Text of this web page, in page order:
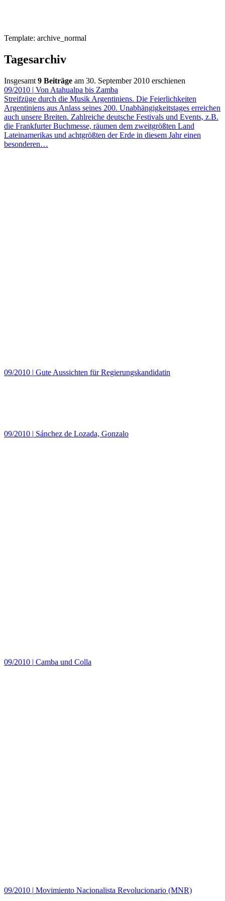
Template: archive_normal
Tagesarchiv
Insgesamt 9 Beiträge am 30. September 2010 erschienen
09/2010 | Von Atahualpa bis Zamba
Streifzüge durch die Musik Argentiniens. Die Feierlichkeiten
Argentiniens aus Anlass seines 200. Unabhängigkeitstages erreichen
auch unsere Breiten. Zahlreiche deutsche Festivals und Events, z.B.
die Frankfurter Buchmesse, räumen dem zweitgrößten Land
Lateinamerikas und achtgrößten der Erde in diesem Jahr einen
besonderen…
09/2010 | Gute Aussichten für Regierungskandidatin
09/2010 | Sánchez de Lozada, Gonzalo
09/2010 | Camba und Colla
09/2010 | Movimiento Nacionalista Revolucionario (MNR)